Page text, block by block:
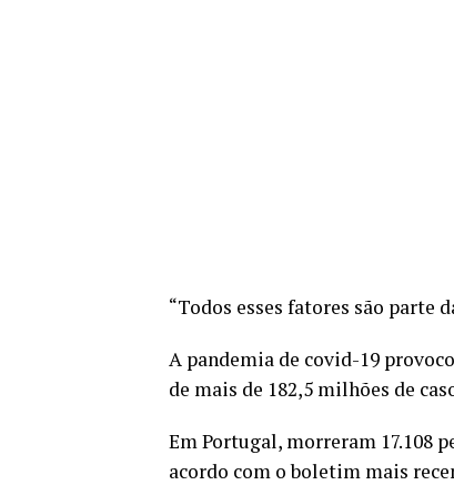
“Todos esses fatores são parte
A pandemia de covid-19
de mais de 182,5 milhões de
Em Portugal, morreram 17.108
acordo com o boletim mais